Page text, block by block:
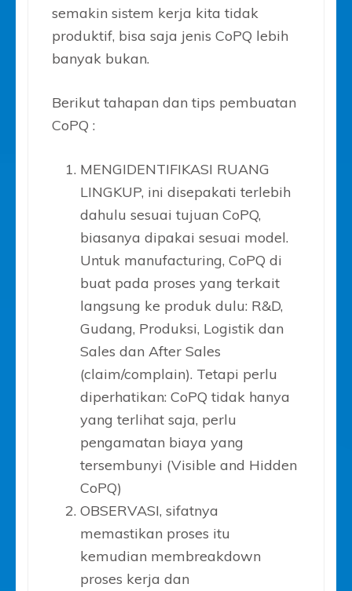
semakin sistem kerja kita tidak
produktif, bisa saja jenis CoPQ lebih
banyak bukan.
Berikut tahapan dan tips pembuatan
CoPQ :
MENGIDENTIFIKASI RUANG
LINGKUP, ini disepakati terlebih
dahulu sesuai tujuan CoPQ,
biasanya dipakai sesuai model.
Untuk manufacturing, CoPQ di
buat pada proses yang terkait
langsung ke produk dulu: R&D,
Gudang, Produksi, Logistik dan
Sales dan After Sales
(claim/complain). Tetapi perlu
diperhatikan: CoPQ tidak hanya
yang terlihat saja, perlu
pengamatan biaya yang
tersembunyi (Visible and Hidden
CoPQ)
OBSERVASI, sifatnya
memastikan proses itu
kemudian membreakdown
proses kerja dan